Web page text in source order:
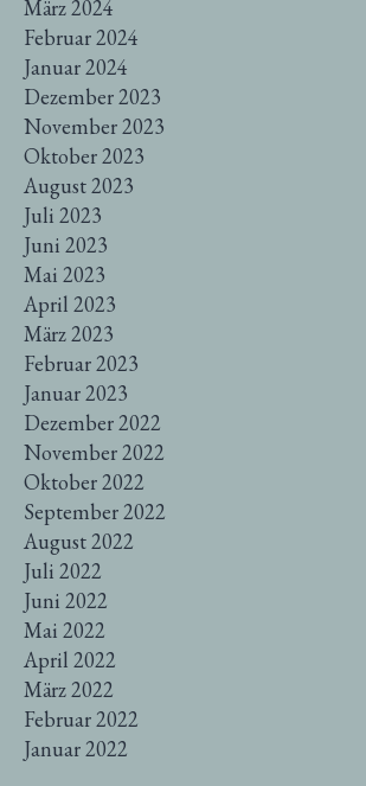
März 2024
Februar 2024
Januar 2024
Dezember 2023
November 2023
Oktober 2023
August 2023
Juli 2023
Juni 2023
Mai 2023
April 2023
März 2023
Februar 2023
Januar 2023
Dezember 2022
November 2022
Oktober 2022
September 2022
August 2022
Juli 2022
Juni 2022
Mai 2022
April 2022
März 2022
Februar 2022
Januar 2022